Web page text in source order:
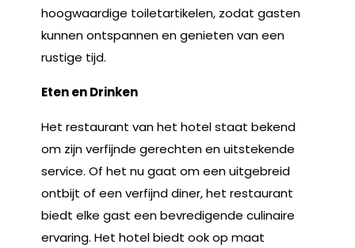
hoogwaardige toiletartikelen, zodat gasten
kunnen ontspannen en genieten van een
rustige tijd.
Eten en Drinken
Het restaurant van het hotel staat bekend
om zijn verfijnde gerechten en uitstekende
service. Of het nu gaat om een uitgebreid
ontbijt of een verfijnd diner, het restaurant
biedt elke gast een bevredigende culinaire
ervaring. Het hotel biedt ook op maat